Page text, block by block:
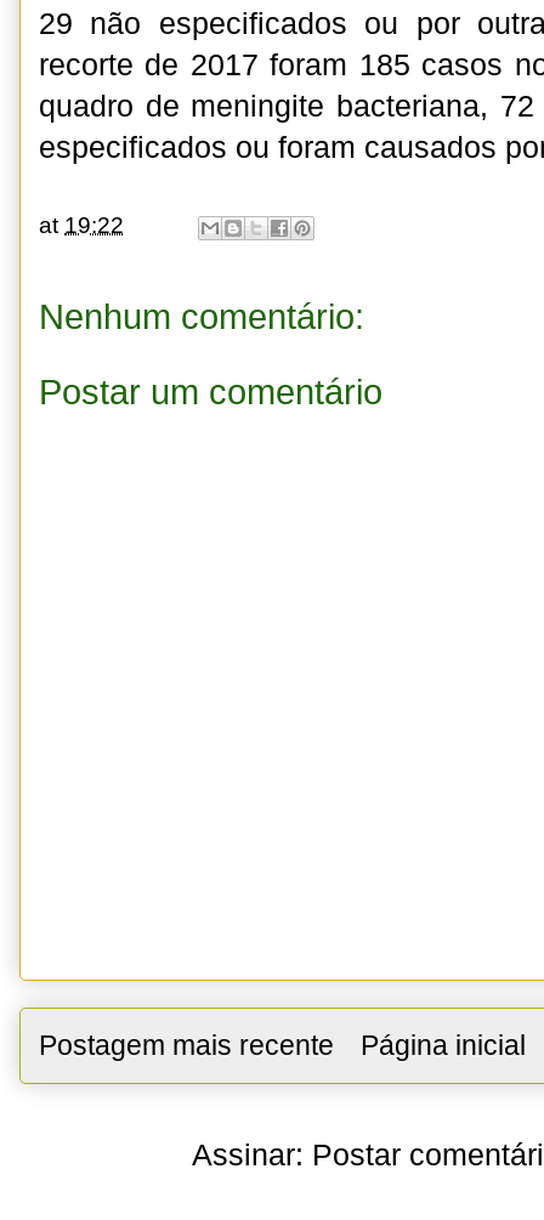
29 não especificados ou por
recorte de 2017 foram 185 casos
quadro de meningite bacteriana,
especificados ou foram causados
at 19:22
Nenhum comentário:
Postar um comentário
Postagem mais recente Página inicial
Assinar: Postar